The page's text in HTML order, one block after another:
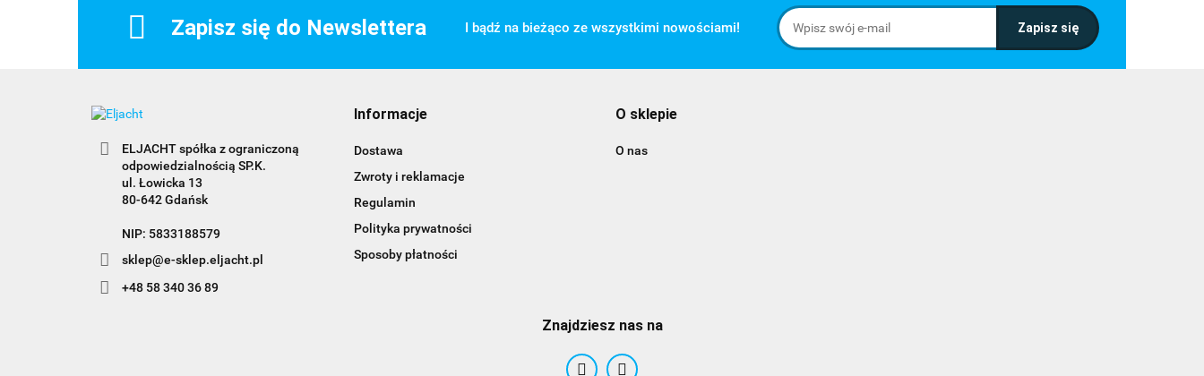
Zapisz się do Newslettera I bądź na bieżąco ze wszystkimi nowościami!
ELJACHT spółka z ograniczoną
odpowiedzialnością SP.K.
ul. Łowicka 13
80-642 Gdańsk
NIP: 5833188579
sklep@e-sklep.eljacht.pl
+48 58 340 36 89
Informacje
Dostawa
Zwroty i reklamacje
Regulamin
Polityka prywatności
Sposoby płatności
O sklepie
O nas
Znajdziesz nas na